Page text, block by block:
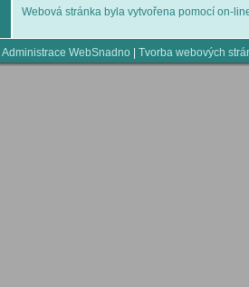
Webová stránka byla vytvořena pomocí on-
Administrace WebSnadno Tvorba webových